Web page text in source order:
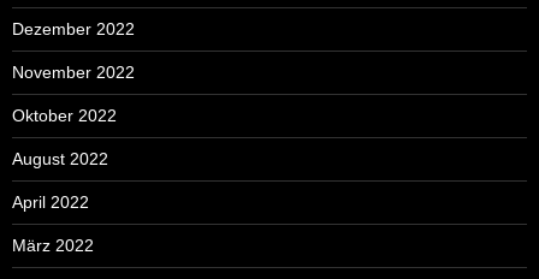
Dezember 2022
November 2022
Oktober 2022
August 2022
April 2022
März 2022